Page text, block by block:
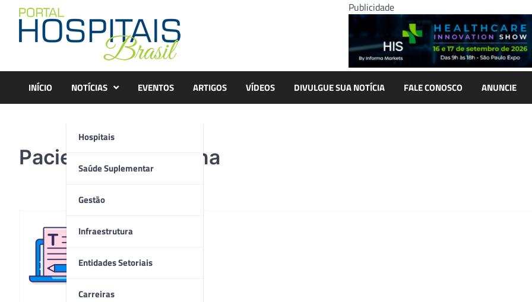
content
Publicidade
INÍCIO NOTÍCIAS
Hospitais
Saúde Suplementar
Gestão
Infraestrutura
Entidades Setoriais
Carreiras
EVENTOS ARTIGOS VÍDEOS DIVULGUE SUA NOTÍCIA FALE CONOSCO ANUNCIE
Pacientes em oficina